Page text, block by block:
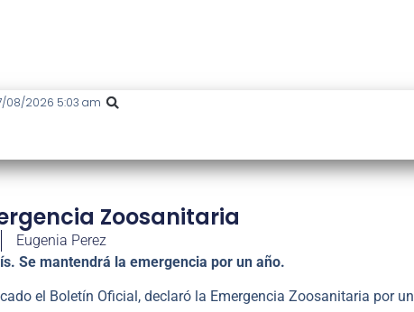
08/2026 5:03 am
Zoosanitaria
Eugenia Perez
Se mantendrá la emergencia por un año.
el Boletín Oficial, declaró la Emergencia Zoosanitaria por un